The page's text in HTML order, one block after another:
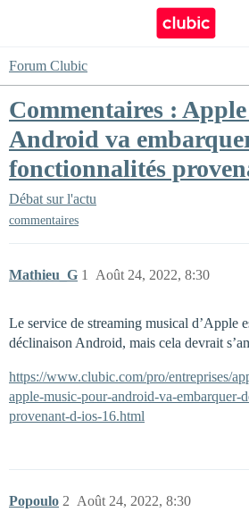
Forum Clubic
Commentaires :
Android va
fonctionnalités
Débat sur l'actu
commentaires
Mathieu_G Août 24, 2022, 8:30
1
Le service de streaming musical d’Apple
déclinaison Android, mais cela devrait
https://www.clubic.com/pro/entreprises/
apple-music-pour-android-va-embarquer-
provenant-d-ios-16.html
Popoulo Août 24, 2022, 8:30
2